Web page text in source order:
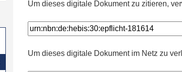
Um dieses digitale Dokument zu zitieren,
Um dieses digitale Dokument im Netz zu